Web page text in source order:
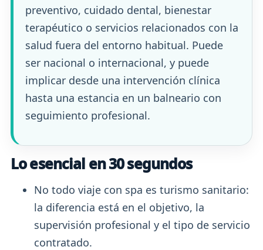
preventivo, cuidado dental, bienestar
terapéutico o servicios relacionados con la
salud fuera del entorno habitual. Puede
ser nacional o internacional, y puede
implicar desde una intervención clínica
hasta una estancia en un balneario con
seguimiento profesional.
Lo esencial en 30 segundos
No todo viaje con spa es turismo sanitario:
la diferencia está en el objetivo, la
supervisión profesional y el tipo de servicio
contratado.